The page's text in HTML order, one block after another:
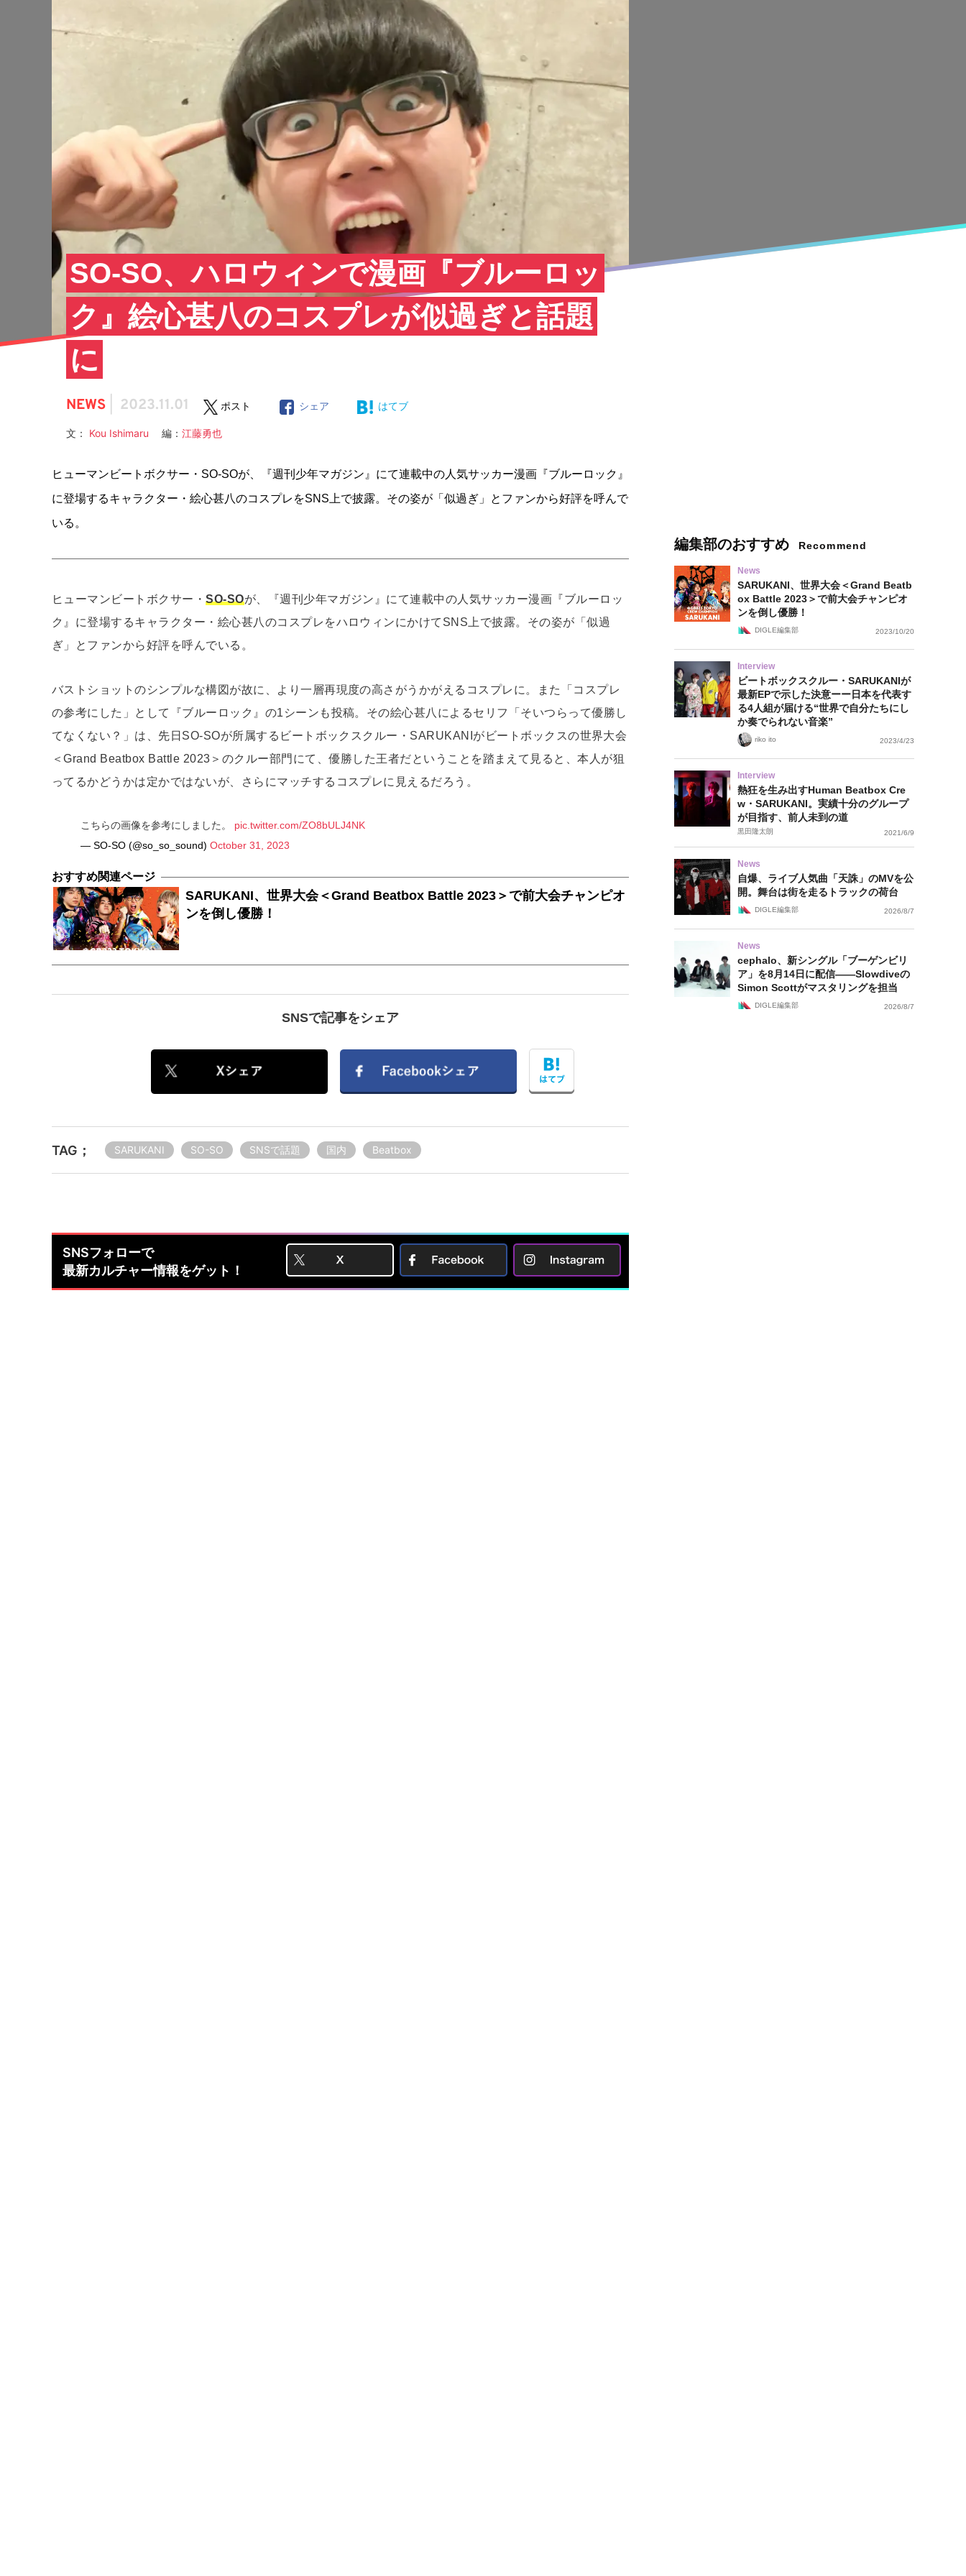
SO-SO、ハロウィンで漫画『ブルーロッ
ク』絵心甚八のコスプレが似過ぎと話題
に
NEWS 2023.11.01 ポスト シェア はてブ
文： Kou Ishimaru 編： 江藤勇也
ヒューマンビートボクサー・SO-SOが、『週刊少年マガジン』にて連載中の人気サッカー漫画『ブルーロック』
に登場するキャラクター・絵心甚八のコスプレをSNS上で披露。その姿が「似過ぎ」とファンから好評を呼んで
いる。
ヒューマンビートボクサー・SO-SOが、『週刊少年マガジン』にて連載中の人気サッカー漫画『ブルーロッ
ク』に登場するキャラクター・絵心甚八のコスプレをハロウィンにかけてSNS上で披露。その姿が「似過
ぎ」とファンから好評を呼んでいる。
バストショットのシンプルな構図が故に、より一層再現度の高さがうかがえるコスプレに。また「コスプレ
の参考にした」として『ブルーロック』の1シーンも投稿。その絵心甚八によるセリフ「そいつらって優勝し
てなくない？」は、先日SO-SOが所属するビートボックスクルー・SARUKANIがビートボックスの世界大会
＜Grand Beatbox Battle 2023＞のクルー部門にて、優勝した王者だということを踏まえて見ると、本人が狙
ってるかどうかは定かではないが、さらにマッチするコスプレに見えるだろう。
こちらの画像を参考にしました。 pic.twitter.com/ZO8bULJ4NK
— SO-SO (@so_so_sound) October 31, 2023
SNSで記事をシェア
TAG； SARUKANI SO-SO SNSで話題 国内 Beatbox
SNSフォローで
最新カルチャー情報をゲット！
編集部のおすすめ Recommend
News
SARUKANI、世界大会＜Grand Beatb
ox Battle 2023＞で前大会チャンピオ
ンを倒し優勝！
DIGLE編集部 2023/10/20
Interview
ビートボックスクルー・SARUKANIが
最新EPで示した決意ーー日本を代表す
る4人組が届ける“世界で自分たちにし
か奏でられない音楽”
riko ito 2023/4/23
Interview
熱狂を生み出すHuman Beatbox Cre
w・SARUKANI。実績十分のグループ
が目指す、前人未到の道
黒田隆太朗 2021/6/9
News
自爆、ライブ人気曲「天誅」のMVを公
開。舞台は街を走るトラックの荷台
DIGLE編集部 2026/8/7
News
cephalo、新シングル「ブーゲンビリ
ア」を8月14日に配信——Slowdiveの
Simon Scottがマスタリングを担当
DIGLE編集部 2026/8/7